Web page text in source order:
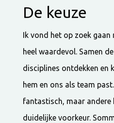
De keuze
Ik vond het op zoek gaan
heel waardevol. Samen
disciplines ontdekken en
hem en ons als team
fantastisch, maar andere
duidelijke voorkeur.